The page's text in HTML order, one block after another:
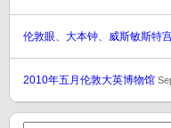
伦敦眼、大本钟、威斯敏斯特
2010年五月伦敦大英博物馆